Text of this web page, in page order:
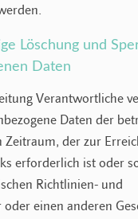
Löschung und
Daten
Verantwortliche
Daten der
Zeitraum, der zur
erforderlich ist oder
Richtlinien- und
einen anderen